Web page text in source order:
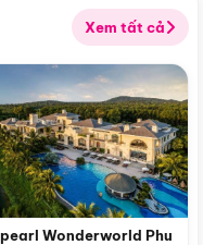
Xem tất cả
Wonderworld Phu